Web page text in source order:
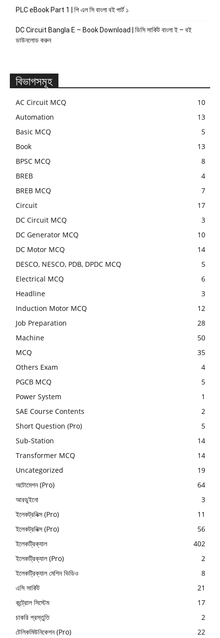
PLC eBook Part 1 | পি এল সি বাংলা বই পার্ট ১
DC Circuit Bangla E – Book Download | ডিসি সার্কিট বাংলা ই – বই
ডাউনলোড করুন
বিভাগসমূহ
AC Circuit MCQ
10
Automation
13
Basic MCQ
5
Book
13
BPSC MCQ
8
BREB
4
BREB MCQ
7
Circuit
17
DC Circuit MCQ
3
DC Generator MCQ
10
DC Motor MCQ
14
DESCO, NESCO, PDB, DPDC MCQ
5
Electrical MCQ
6
Headline
3
Induction Motor MCQ
12
Job Preparation
28
Machine
50
MCQ
35
Others Exam
4
PGCB MCQ
5
Power System
1
SAE Course Contents
2
Short Question (Pro)
5
Sub-Station
14
Transformer MCQ
14
Uncategorized
19
অটোমেশন (Pro)
64
আরডুইনো
3
ইলেকট্রনিক্স (Pro)
11
ইলেকট্রনিক্স (Pro)
56
ইলেকট্রিক্যাল
402
ইলেকট্রিক্যাল (Pro)
2
ইলেকট্রিক্যাল মেশিন ভিডিও
8
এসি সার্কিট
21
কন্ট্রোল সিস্টেম
17
চাকরি প্রস্তুতি
2
টেলিকমিউনিকেশন (Pro)
22